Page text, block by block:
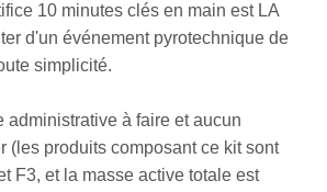
10 minutes clés en main est LA
d'un événement pyrotechnique de
simplicité.
administrative à faire et aucun
(les produits composant ce kit sont
F3, et la masse active totale est